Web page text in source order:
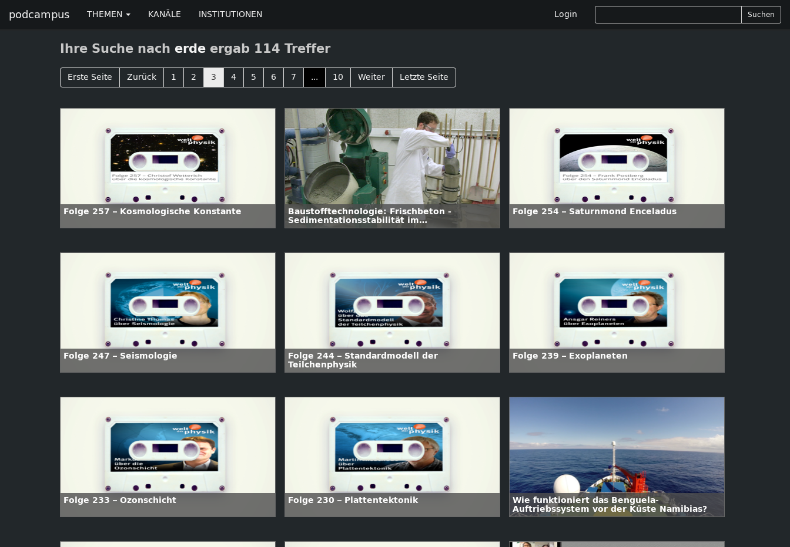
podcampus THEMEN KANÄLE INSTITUTIONEN Login Suchen
Ihre Suche nach erde ergab 114 Treffer
Erste Seite Zurück 1 2 3 4 5 6 7 ... 10 Weiter Letzte Seite
Folge 257 – Kosmologische Konstante
Baustofftechnologie: Frischbeton -
Sedimentationsstabilität im
Auswaschversuch
Folge 254 – Saturnmond Enceladus
Folge 247 – Seismologie
Folge 244 – Standardmodell der
Teilchenphysik
Folge 239 – Exoplaneten
Folge 233 – Ozonschicht Folge 230 – Plattentektonik
Wie funktioniert das Benguela-
Auftriebssystem vor der Küste Namibias?